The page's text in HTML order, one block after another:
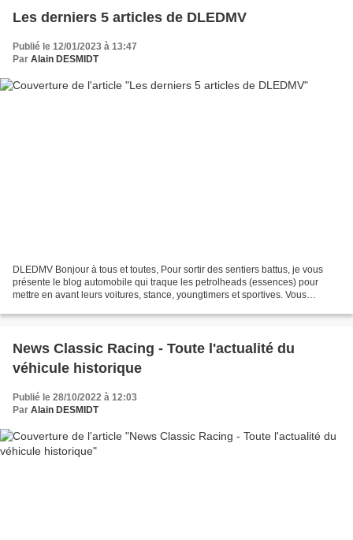
Les derniers 5 articles de DLEDMV
Publié le 12/01/2023 à 13:47
Par Alain DESMIDT
DLEDMV Bonjour à tous et toutes, Pour sortir des sentiers battus, je vous
présente le blog automobile qui traque les petrolheads (essences) pour
mettre en avant leurs voitures, stance, youngtimers et sportives. Vous
News Classic Racing - Toute l'actualité du
véhicule historique
Publié le 28/10/2022 à 12:03
Par Alain DESMIDT